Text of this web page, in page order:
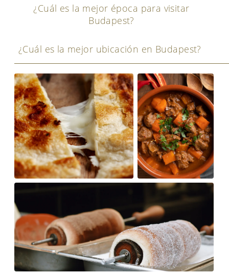
¿Cuál es la mejor época para visitar
Budapest?
¿Cuál es la mejor ubicación en Budapest?